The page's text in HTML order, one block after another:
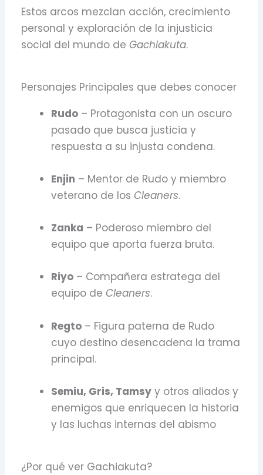
Estos arcos mezclan acción, crecimiento
personal y exploración de la injusticia
social del mundo de Gachiakuta.
Personajes Principales que debes conocer
Rudo – Protagonista con un oscuro
pasado que busca justicia y
respuesta a su injusta condena.
Enjin – Mentor de Rudo y miembro
veterano de los Cleaners.
Zanka – Poderoso miembro del
equipo que aporta fuerza bruta.
Riyo – Compañera estratega del
equipo de Cleaners.
Regto – Figura paterna de Rudo
cuyo destino desencadena la trama
principal.
Semiu, Gris, Tamsy y otros aliados y
enemigos que enriquecen la historia
y las luchas internas del abismo
¿Por qué ver Gachiakuta?